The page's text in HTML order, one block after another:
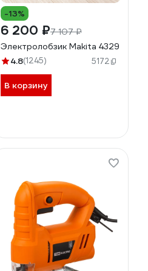
-13%
6 200 ₽7 107 ₽
Электролобзик Makita 4329
4.8(1245) 5172
В корзину